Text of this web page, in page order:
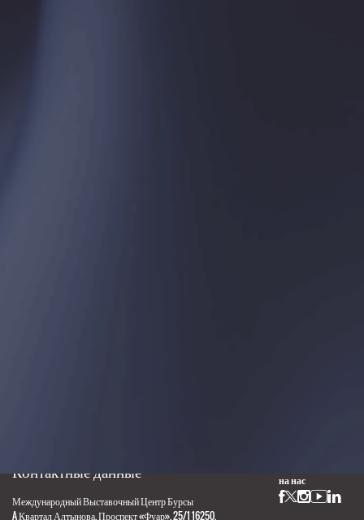
Контактные данные
Международный Выставочный Центр Бурсы
A Квартал Алтынова, Проспект «Фуар», 25/1 16250,
на нас